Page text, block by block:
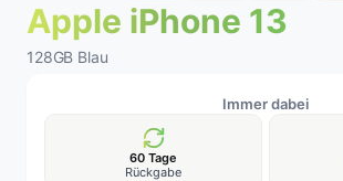
Apple iPhone 13
128GB Blau
Immer dabei
60 Tage
Rückgabe